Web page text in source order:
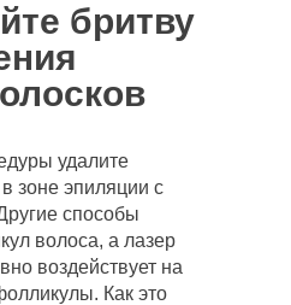
бритву
удалите
зоне эпиляции с
способы
волоса, а лазер
воздействует на
Как это